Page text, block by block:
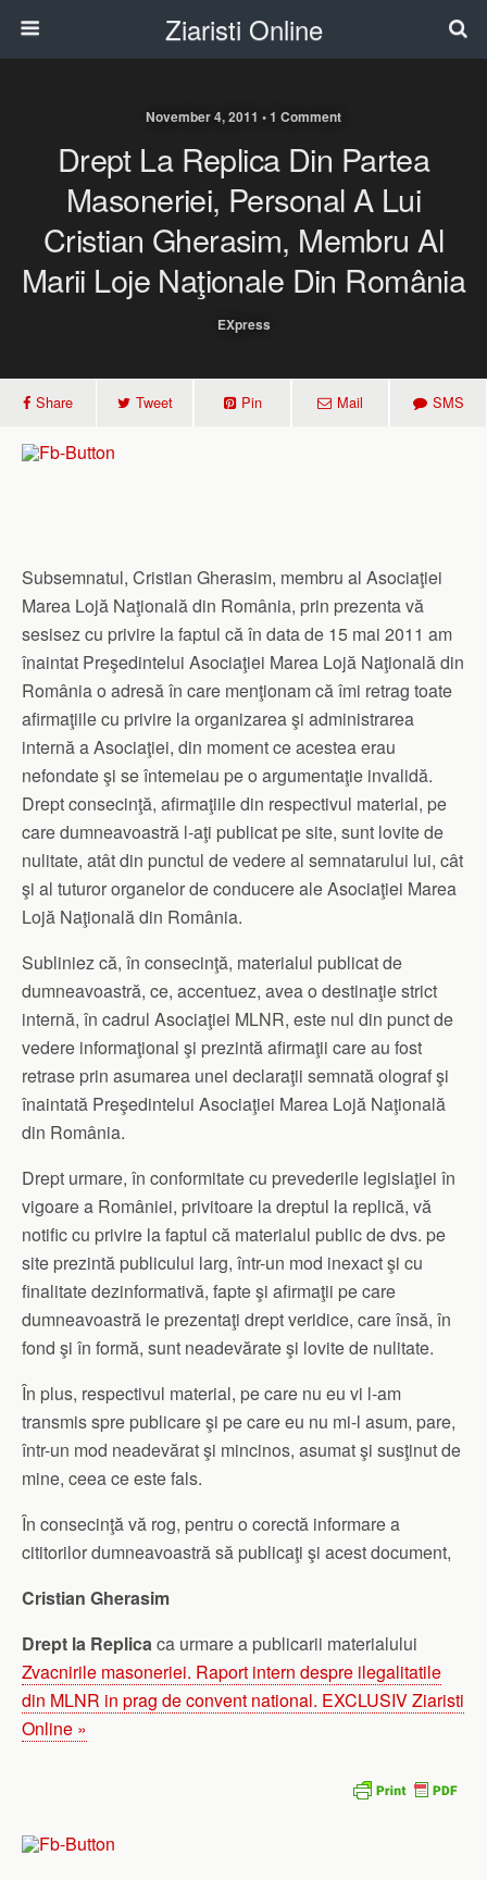
Ziaristi Online
November 4, 2011 • 1 Comment
Drept La Replica Din Partea
Masoneriei, Personal A Lui
Cristian Gherasim, Membru Al
Marii Loje Naţionale Din România
EXpress
Share Tweet Pin Mail SMS
Subsemnatul, Cristian Gherasim, membru al Asociaţiei
Marea Lojă Naţională din România, prin prezenta vă
sesisez cu privire la faptul că în data de 15 mai 2011 am
înaintat Preşedintelui Asociaţiei Marea Lojă Naţională din
România o adresă în care menţionam că îmi retrag toate
afirmaţiile cu privire la organizarea şi administrarea
internă a Asociaţiei, din moment ce acestea erau
nefondate şi se întemeiau pe o argumentaţie invalidă.
Drept consecinţă, afirmaţiile din respectivul material, pe
care dumneavoastră l-aţi publicat pe site, sunt lovite de
nulitate, atât din punctul de vedere al semnatarului lui, cât
şi al tuturor organelor de conducere ale Asociaţiei Marea
Lojă Naţională din România.
Subliniez că, în consecinţă, materialul publicat de
dumneavoastră, ce, accentuez, avea o destinaţie strict
internă, în cadrul Asociaţiei MLNR, este nul din punct de
vedere informaţional şi prezintă afirmaţii care au fost
retrase prin asumarea unei declaraţii semnată olograf şi
înaintată Preşedintelui Asociaţiei Marea Lojă Naţională
din România.
Drept urmare, în conformitate cu prevederile legislaţiei în
vigoare a României, privitoare la dreptul la replică, vă
notific cu privire la faptul că materialul public de dvs. pe
site prezintă publicului larg, într-un mod inexact şi cu
finalitate dezinformativă, fapte şi afirmaţii pe care
dumneavoastră le prezentaţi drept veridice, care însă, în
fond şi în formă, sunt neadevărate şi lovite de nulitate.
În plus, respectivul material, pe care nu eu vi l-am
transmis spre publicare şi pe care eu nu mi-l asum, pare,
într-un mod neadevărat şi mincinos, asumat şi susţinut de
mine, ceea ce este fals.
În consecinţă vă rog, pentru o corectă informare a
cititorilor dumneavoastră să publicaţi şi acest document,
Cristian Gherasim
Drept la Replicaca urmare a publicarii materialului
Zvacnirile masoneriei. Raport intern despre ilegalitatile
din MLNR in prag de convent national. EXCLUSIV Ziaristi
Online »